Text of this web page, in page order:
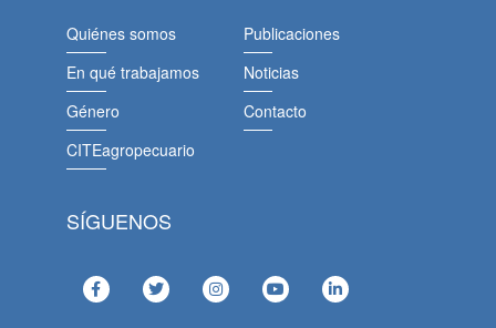
Quiénes somos
En qué trabajamos
Género
CITEagropecuario
Publicaciones
Noticias
Contacto
SÍGUENOS